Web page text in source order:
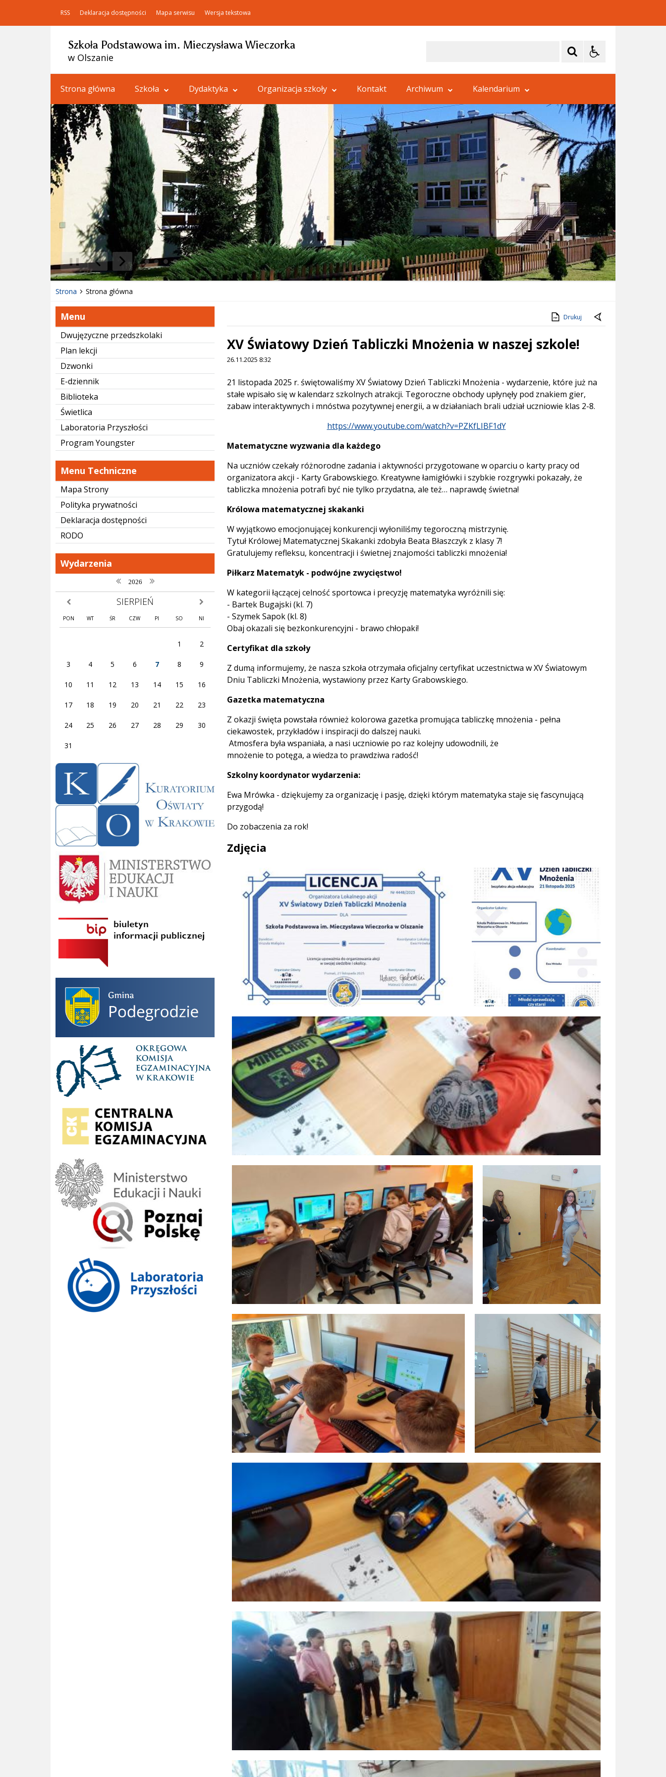
RSS Deklaracja dostępności Mapa serwisu Wersja tekstowa
Szkoła Podstawowa im. Mieczysława Wieczorka
w Olszanie
Strona główna Szkoła Dydaktyka Organizacja szkoły Kontakt Archiwum Kalendarium
Poprzedni Element
Następny Element
❚❚
Strona Strona główna
Menu
Dwujęzyczne przedszkolaki
Plan lekcji
Dzwonki
E-dziennik
Biblioteka
Świetlica
Laboratoria Przyszłości
Program Youngster
Menu Techniczne
Mapa Strony
Polityka prywatności
Deklaracja dostępności
RODO
Wydarzenia
poprzedni rok
2026 następny rok
poprzedni miesiąc SIERPIEŃ następny miesiąc
PON WT ŚR CZW PI SO NI
1 2
3 4 5 6 7 8 9
10 11 12 13 14 15 16
17 18 19 20 21 22 23
24 25 26 27 28 29 30
31
Kuratorium Oświaty w Krakowie
Ministerstwo Edukacji i Nauki
Okręgowa Komisja Egzaminacyjna w Krakowie
Poznaj Polskę
Drukuj
XV Światowy Dzień Tabliczki Mnożenia w naszej szkole!
26.11.2025 8:32
Treść
21 listopada 2025 r. świętowaliśmy XV Światowy Dzień Tabliczki Mnożenia - wydarzenie, które już na
stałe wpisało się w kalendarz szkolnych atrakcji. Tegoroczne obchody upłynęły pod znakiem gier,
zabaw interaktywnych i mnóstwa pozytywnej energii, a w działaniach brali udział uczniowie klas 2-8.
https://www.youtube.com/watch?v=PZKfLIBF1dY
Matematyczne wyzwania dla każdego
Na uczniów czekały różnorodne zadania i aktywności przygotowane w oparciu o karty pracy od
organizatora akcji - Karty Grabowskiego. Kreatywne łamigłówki i szybkie rozgrywki pokazały, że
tabliczka mnożenia potrafi być nie tylko przydatna, ale też… naprawdę świetna!
Królowa matematycznej skakanki
W wyjątkowo emocjonującej konkurencji wyłoniliśmy tegoroczną mistrzynię.
Tytuł Królowej Matematycznej Skakanki zdobyła Beata Błaszczyk z klasy 7!
Gratulujemy refleksu, koncentracji i świetnej znajomości tabliczki mnożenia!
Piłkarz Matematyk - podwójne zwycięstwo!
W kategorii łączącej celność sportowca i precyzję matematyka wyróżnili się:
- Bartek Bugajski (kl. 7)
- Szymek Sapok (kl. 8)
Obaj okazali się bezkonkurencyjni - brawo chłopaki!
Certyfikat dla szkoły
Z dumą informujemy, że nasza szkoła otrzymała oficjalny certyfikat uczestnictwa w XV Światowym
Dniu Tabliczki Mnożenia, wystawiony przez Karty Grabowskiego.
Gazetka matematyczna
Z okazji święta powstała również kolorowa gazetka promująca tabliczkę mnożenia - pełna
ciekawostek, przykładów i inspiracji do dalszej nauki.
Atmosfera była wspaniała, a nasi uczniowie po raz kolejny udowodnili, że
mnożenie to potęga, a wiedza to prawdziwa radość!
Szkolny koordynator wydarzenia:
Ewa Mrówka - dziękujemy za organizację i pasję, dzięki którym matematyka staje się fascynującą
przygodą!
Do zobaczenia za rok!
Zdjęcia